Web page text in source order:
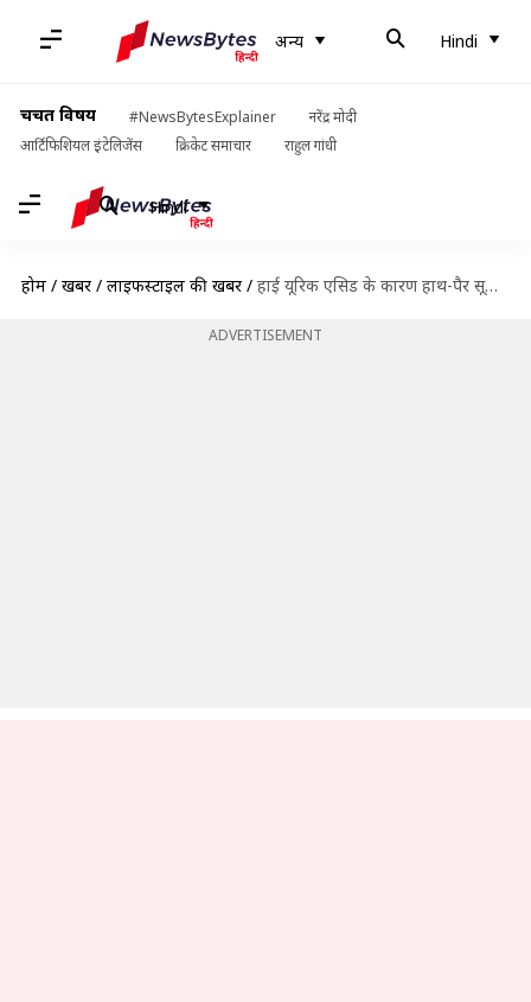
अन्य Hindi
चर्चित विषय #NewsBytesExplainer
नरेंद्र मोदी
आर्टिफिशियल इंटेलिजेंस
क्रिकेट समाचार राहुल गांधी
Hindi
होम / खबरें / लाइफस्टाइल की खबरें / हाई यूरिक एसिड के कारण हाथ-पैर सूज जाते हैं? न खाएं ये खाद्य पदार्थ
ADVERTISEMENT